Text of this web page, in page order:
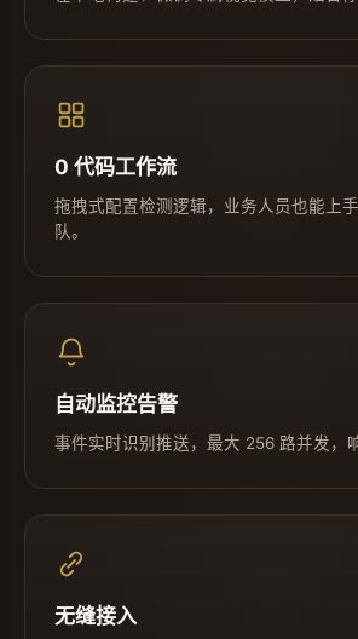
0 代码工作流
拖拽式配置检测逻辑，业务人员也能上
队。
自动监控告警
事件实时识别推送，最大 256 路并发，
无缝接入